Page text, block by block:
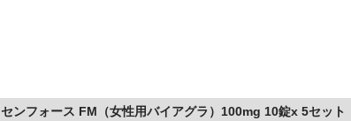
センフォース FM（女性用バイアグラ）100mg 10錠x 5セット